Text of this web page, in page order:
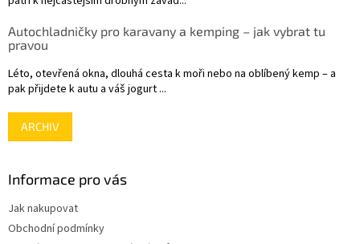
Autochladničky pro karavany a kemping – jak vybrat tu
pravou
Léto, otevřená okna, dlouhá cesta k moři nebo na oblíbený kemp – a
pak přijdete k autu a váš jogurt ...
ARCHIV
Informace pro vás
Jak nakupovat
Obchodní podmínky